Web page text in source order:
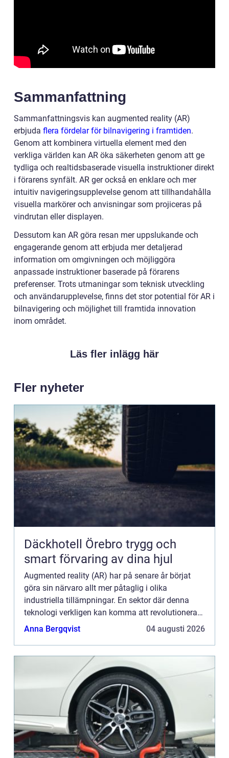
Sammanfattning
Sammanfattningsvis kan augmented reality (AR)
erbjuda flera fördelar för bilnavigering i framtiden.
Genom att kombinera virtuella element med den
verkliga världen kan AR öka säkerheten genom att ge
tydliga och realtidsbaserade visuella instruktioner direkt
i förarens synfält. AR ger också en enklare och mer
intuitiv navigeringsupplevelse genom att tillhandahålla
visuella markörer och anvisningar som projiceras på
vindrutan eller displayen.
Dessutom kan AR göra resan mer uppslukande och
engagerande genom att erbjuda mer detaljerad
information om omgivningen och möjliggöra
anpassade instruktioner baserade på förarens
preferenser. Trots utmaningar som teknisk utveckling
och användarupplevelse, finns det stor potential för AR i
bilnavigering och möjlighet till framtida innovation
inom området.
Läs fler inlägg här
Fler nyheter
Däckhotell Örebro trygg och
smart förvaring av dina hjul
Augmented reality (AR) har på senare år börjat
göra sin närvaro allt mer påtaglig i olika
industriella tillämpningar. En sektor där denna
teknologi verkligen kan komma att revolutionera
är bilnavigering...
Anna Bergqvist 04 augusti 2026